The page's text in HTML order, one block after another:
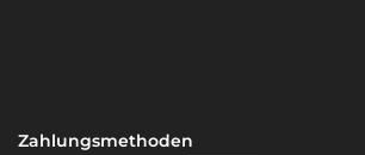
Zahlungsmethoden